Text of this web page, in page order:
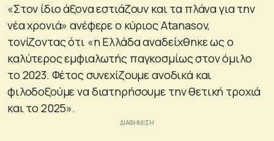
«Στον ίδιο άξονα εστιάζουν και τα πλάνα για την
νέα χρονιά» ανέφερε ο κύριος Atanasov,
τονίζοντας ότι «η Ελλάδα αναδείχθηκε ως ο
καλύτερος εμφιαλωτής παγκοσμίως στον όμιλο
το 2023. Φέτος συνεχίζουμε ανοδικά και
φιλοδοξούμε να διατηρήσουμε την θετική τροχιά
και το 2025».